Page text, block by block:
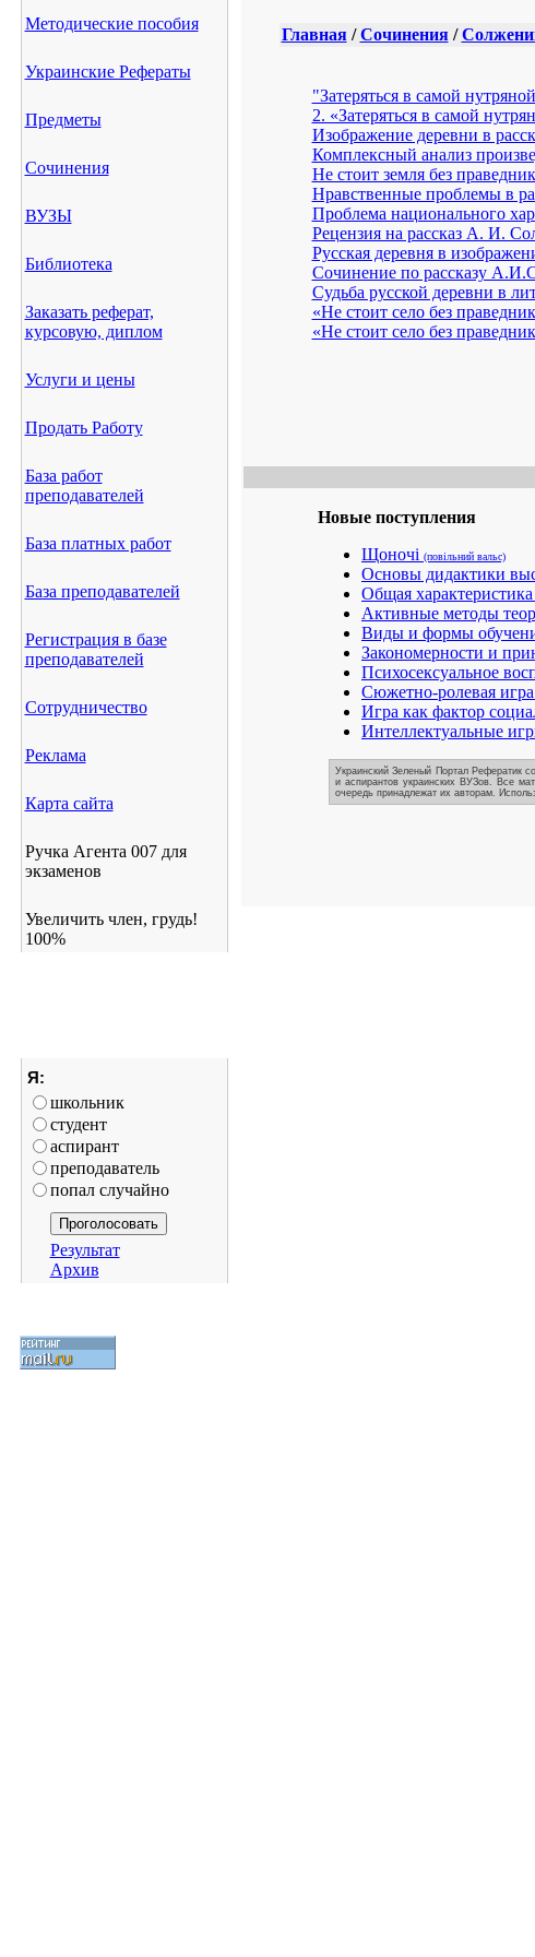
Методические пособия
Украинские Рефераты
Предметы
Сочинения
ВУЗЫ
Библиотека
Заказать реферат,
курсовую, диплом
Услуги и цены
Продать Работу
База работ
преподавателей
База платных работ
База преподавателей
Регистрация в базе
преподавателей
Сотрудничество
Реклама
Карта сайта
Ручка Агента 007 для
экзаменов
Увеличить член, грудь!
100%
Я:
школьник
студент
аспирант
преподаватель
попал случайно
Результат
Архив
Главная/Сочинения/
"Затеряться в самой
2. «Затеряться в самой
Изображение деревни в
Комплексный анализ
Не стоит земля без
Нравственные проблемы в
Проблема национального
Рецензия на рассказ А. И.
Русская деревня в
Сочинение по рассказу
Судьба русской деревни в
«Не стоит село без
«Не стоит село без
Новые поступления
Щоночі (повільний вальс)
Основы дидактики
Общая
Активные методы
Виды и формы
Закономерности и
Психосексуальное
Сюжетно-ролевая игра
Игра как фактор
Интеллектуальные
Украинский Зеленый Портал Рефератик
и аспирантов украинских ВУЗов. Все
очередь принадлежат их авторам.